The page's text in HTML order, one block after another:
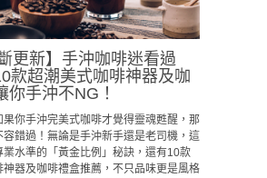
更新】手沖咖啡迷看過
款超潮美式咖啡神器及咖
你手沖不NG！
果你手沖完美式咖啡才覺得靈魂甦醒，那
錯過！無論是手沖新手還是老司機，這
業水準的「黃金比例」秘訣，還有10款
神器及咖啡禮盒推薦，不只品味更是風格